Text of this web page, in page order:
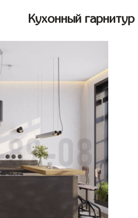
Кухонный гарнитур